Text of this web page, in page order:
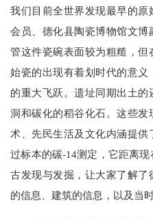
我们目前全世界发现最早的
会员、德化县陶瓷博物馆文
管这件瓷碗表面较为粗糙，
始瓷的出现有着划时代的意
的重大飞跃。遗址同期出土
洞和碳化的稻谷化石。这些
术、先民生活及文化内涵提供
过标本的碳-14测定，它距离
古发现与发掘，让大家了解
的信息、建筑的信息，以及当